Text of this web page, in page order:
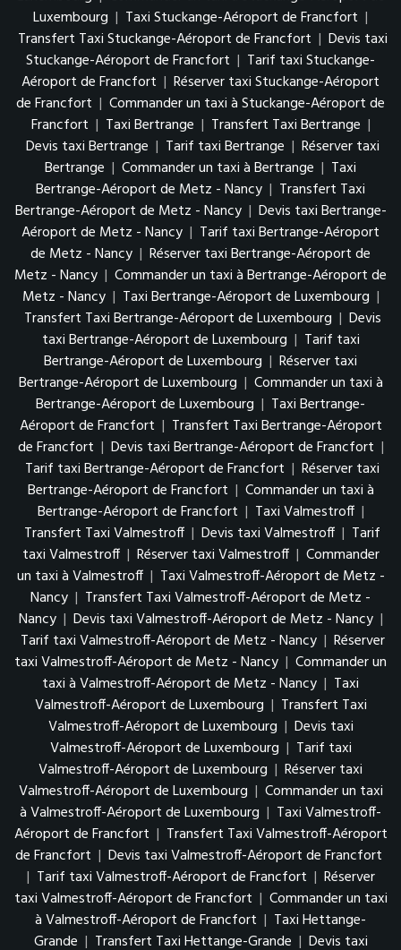
Luxembourg | Taxi Stuckange-Aéroport de Francfort |
Transfert Taxi Stuckange-Aéroport de Francfort | Devis taxi
Stuckange-Aéroport de Francfort | Tarif taxi Stuckange-
Aéroport de Francfort | Réserver taxi Stuckange-Aéroport
de Francfort | Commander un taxi à Stuckange-Aéroport de
Francfort | Taxi Bertrange | Transfert Taxi Bertrange |
Devis taxi Bertrange | Tarif taxi Bertrange | Réserver taxi
Bertrange | Commander un taxi à Bertrange | Taxi
Bertrange-Aéroport de Metz - Nancy | Transfert Taxi
Bertrange-Aéroport de Metz - Nancy | Devis taxi Bertrange-
Aéroport de Metz - Nancy | Tarif taxi Bertrange-Aéroport
de Metz - Nancy | Réserver taxi Bertrange-Aéroport de
Metz - Nancy | Commander un taxi à Bertrange-Aéroport de
Metz - Nancy | Taxi Bertrange-Aéroport de Luxembourg |
Transfert Taxi Bertrange-Aéroport de Luxembourg | Devis
taxi Bertrange-Aéroport de Luxembourg | Tarif taxi
Bertrange-Aéroport de Luxembourg | Réserver taxi
Bertrange-Aéroport de Luxembourg | Commander un taxi à
Bertrange-Aéroport de Luxembourg | Taxi Bertrange-
Aéroport de Francfort | Transfert Taxi Bertrange-Aéroport
de Francfort | Devis taxi Bertrange-Aéroport de Francfort |
Tarif taxi Bertrange-Aéroport de Francfort | Réserver taxi
Bertrange-Aéroport de Francfort | Commander un taxi à
Bertrange-Aéroport de Francfort | Taxi Valmestroff |
Transfert Taxi Valmestroff | Devis taxi Valmestroff | Tarif
taxi Valmestroff | Réserver taxi Valmestroff | Commander
un taxi à Valmestroff | Taxi Valmestroff-Aéroport de Metz -
Nancy | Transfert Taxi Valmestroff-Aéroport de Metz -
Nancy | Devis taxi Valmestroff-Aéroport de Metz - Nancy |
Tarif taxi Valmestroff-Aéroport de Metz - Nancy | Réserver
taxi Valmestroff-Aéroport de Metz - Nancy | Commander un
taxi à Valmestroff-Aéroport de Metz - Nancy | Taxi
Valmestroff-Aéroport de Luxembourg | Transfert Taxi
Valmestroff-Aéroport de Luxembourg | Devis taxi
Valmestroff-Aéroport de Luxembourg | Tarif taxi
Valmestroff-Aéroport de Luxembourg | Réserver taxi
Valmestroff-Aéroport de Luxembourg | Commander un taxi
à Valmestroff-Aéroport de Luxembourg | Taxi Valmestroff-
Aéroport de Francfort | Transfert Taxi Valmestroff-Aéroport
de Francfort | Devis taxi Valmestroff-Aéroport de Francfort
| Tarif taxi Valmestroff-Aéroport de Francfort | Réserver
taxi Valmestroff-Aéroport de Francfort | Commander un taxi
à Valmestroff-Aéroport de Francfort | Taxi Hettange-
Grande | Transfert Taxi Hettange-Grande | Devis taxi